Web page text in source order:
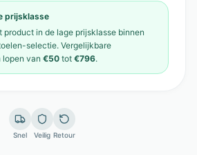
prijsklasse
product in de lage prijsklasse binnen
-selectie. Vergelijkbare
lopen van €50 tot €796.
Snel Veilig Retour